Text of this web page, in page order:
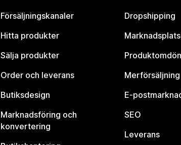
Försäljningskanaler
Hitta produkter
Sälja produkter
Order och leverans
Butiksdesign
Marknadsföring och
konvertering
Dropshipping
E-
SEO
Leverans